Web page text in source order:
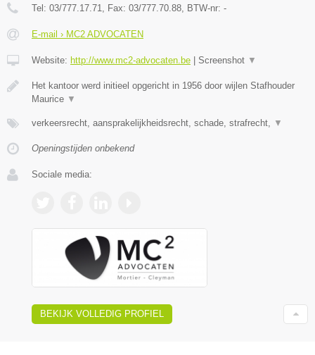
Tel: 03/777.17.71 , Fax: 03/777.70.88 , BTW-nr: -
E-mail › MC2 ADVOCATEN
Website: http://www.mc2-advocaten.be Screenshot ▼
Het kantoor werd initieel opgericht in 1956 door wijlen Stafhouder
Maurice ▼
verkeersrecht, aansprakelijkheidsrecht, schade, strafrecht, ▼
Openingstijden onbekend
Sociale media:
BEKIJK VOLLEDIG PROFIEL